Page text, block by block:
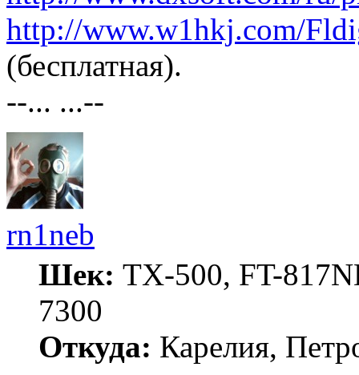
http://www.w1hkj.com/
(бесплатная).
--... ...--
rn1neb
Шек: TX-500, FT-
7300
Откуда: Карелия,